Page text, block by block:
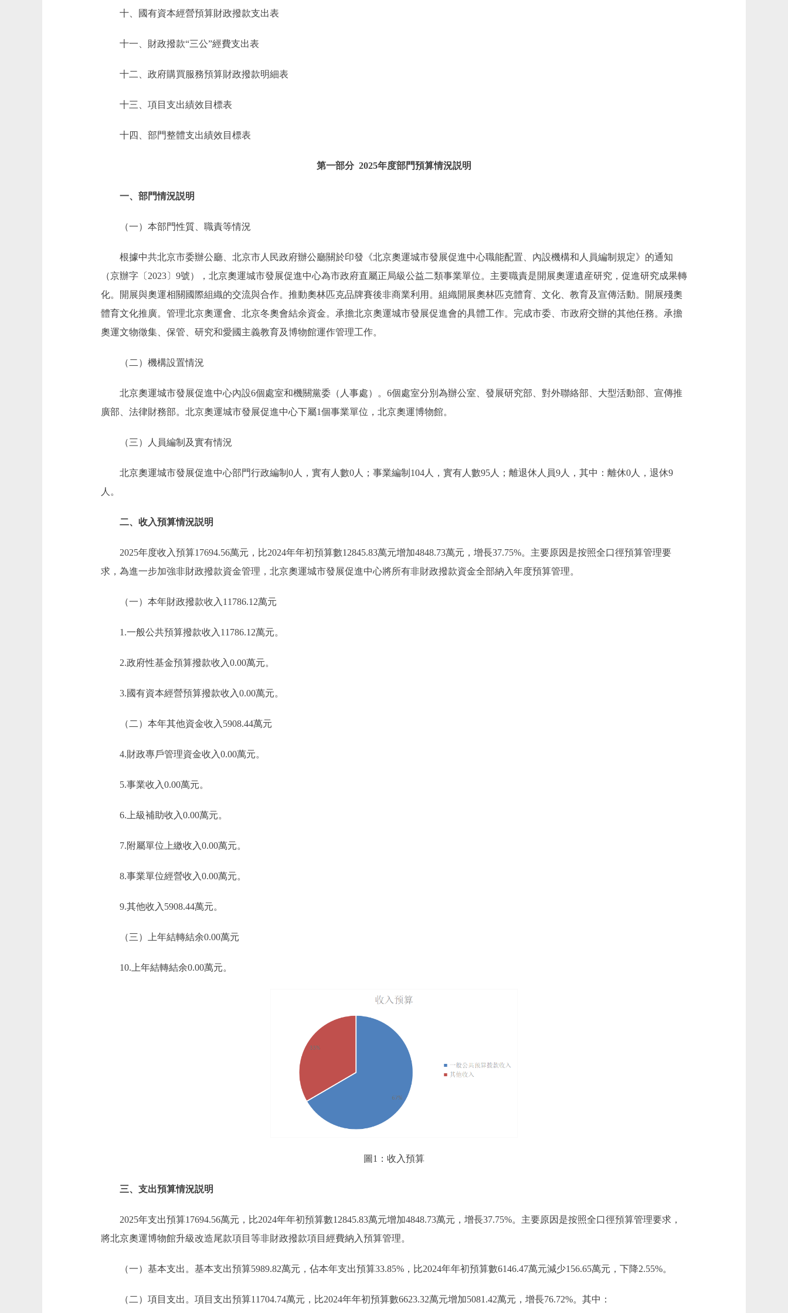
十、國有資本經營預算財政撥款支出表
十一、財政撥款“三公”經費支出表
十二、政府購買服務預算財政撥款明細表
十三、項目支出績效目標表
十四、部門整體支出績效目標表
第一部分 2025年度部門預算情況説明
一、部門情況説明
（一）本部門性質、職責等情況
根據中共北京市委辦公廳、北京市人民政府辦公廳關於印發《北京奧運城市發展促進中心職能配置、內設機構和人員編制規定》的通知
（京辦字〔2023〕9號），北京奧運城市發展促進中心為市政府直屬正局級公益二類事業單位。主要職責是開展奧運遺産研究，促進研究成果轉
化。開展與奧運相關國際組織的交流與合作。推動奧林匹克品牌賽後非商業利用。組織開展奧林匹克體育、文化、教育及宣傳活動。開展殘奧
體育文化推廣。管理北京奧運會、北京冬奧會結余資金。承擔北京奧運城市發展促進會的具體工作。完成市委、市政府交辦的其他任務。承擔
奧運文物徵集、保管、研究和愛國主義教育及博物館運作管理工作。
（二）機構設置情況
北京奧運城市發展促進中心內設6個處室和機關黨委（人事處）。6個處室分別為辦公室、發展研究部、對外聯絡部、大型活動部、宣傳推
廣部、法律財務部。北京奧運城市發展促進中心下屬1個事業單位，北京奧運博物館。
（三）人員編制及實有情況
北京奧運城市發展促進中心部門行政編制0人，實有人數0人；事業編制104人，實有人數95人；離退休人員9人，其中：離休0人，退休9
人。
二、收入預算情況説明
2025年度收入預算17694.56萬元，比2024年年初預算數12845.83萬元增加4848.73萬元，增長37.75%。主要原因是按照全口徑預算管理要
求，為進一步加強非財政撥款資金管理，北京奧運城市發展促進中心將所有非財政撥款資金全部納入年度預算管理。
（一）本年財政撥款收入11786.12萬元
1.一般公共預算撥款收入11786.12萬元。
2.政府性基金預算撥款收入0.00萬元。
3.國有資本經營預算撥款收入0.00萬元。
（二）本年其他資金收入5908.44萬元
4.財政專戶管理資金收入0.00萬元。
5.事業收入0.00萬元。
6.上級補助收入0.00萬元。
7.附屬單位上繳收入0.00萬元。
8.事業單位經營收入0.00萬元。
9.其他收入5908.44萬元。
（三）上年結轉結余0.00萬元
10.上年結轉結余0.00萬元。
圖1：收入預算
三、支出預算情況説明
2025年支出預算17694.56萬元，比2024年年初預算數12845.83萬元增加4848.73萬元，增長37.75%。主要原因是按照全口徑預算管理要求，
將北京奧運博物館升級改造尾款項目等非財政撥款項目經費納入預算管理。
（一） 基本支出。基本支出預算5989.82萬元，佔本年支出預算33.85%，比2024年年初預算數6146.47萬元減少156.65萬元，下降2.55%。
（二）項目支出。項目支出預算11704.74萬元，比2024年年初預算數6623.32萬元增加5081.42萬元，增長76.72%。其中：